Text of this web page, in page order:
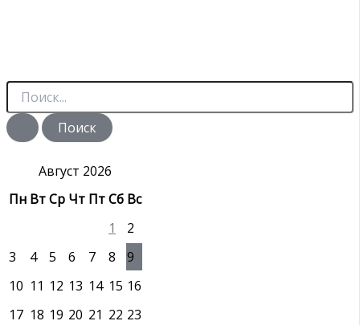
П
и
с
Август 2026
Пн ВтСр Чт ПтСб Вс
1
2
3
4 5 6 7 8
9
10 11 12 13 14 15 16
17 18 19 20 21 22 23